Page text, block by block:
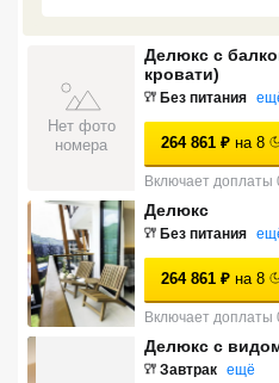
Нет фото
номера
Делюкс с
кровати)
Без питания
264 861 ₽ на 8
Включает доплаты
Делюкс
Без питания
264 861 ₽ на 8
Включает доплаты
Делюкс с
Завтрак ещё
Недорогие отели 4*
звезды
Лучшие отели 3* звезды
Недорогие отели 3*
звезды
Сетевые отели Турции
Сетевые отели Египта
Сетевые отели ОАЭ